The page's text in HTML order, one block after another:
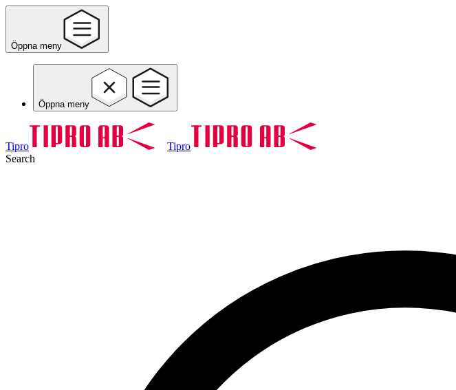
Öppna meny
Öppna meny
Tipro
Tipro
Search